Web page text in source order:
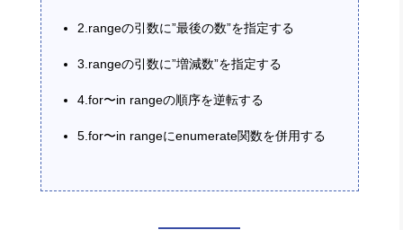
2.rangeの引数に”最後の数”を指定する
3.rangeの引数に”増減数”を指定する
4.for〜in rangeの順序を逆転する
5.for〜in rangeにenumerate関数を併用する